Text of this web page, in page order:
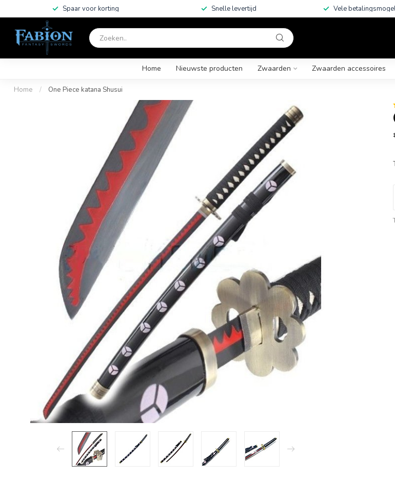
Spaar voor korting Snelle levertijd Vele
Home Nieuwste producten Zwaarden Zwaarden accessoires
Home / One Piece katana Shusui